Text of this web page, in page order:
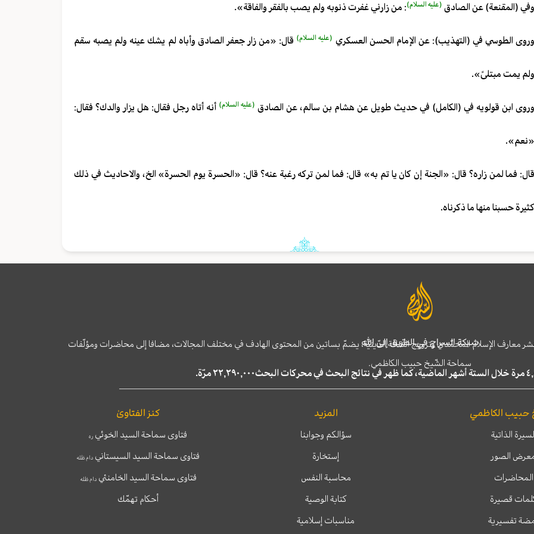
وفي (المقنعة) عن الصادق (عليه السلام): من زارني غفرت ذنوبه ولم يصب بالفقر والفاقة».
وروى الطوسي في (التهذيب): عن الإمام الحسن العسكري (عليه السلام) قال: «من زار جعفر الصادق وأباه لم يشك عينه ولم يصبه سقم
ولم يمت مبتلىً».
وروى ابن قولويه في (الكامل) في حديث طويل عن هشام بن سالم، عن الصادق (عليه السلام) أنه أتاه رجل فقال: هل يزار والدك؟ فقال:
«نعم».
قال: فما لمن زاره؟ قال: «الجنة إن كان يا تم به» قال: فما لمن تركه رغبة عنه؟ قال: «الحسرة يوم الحسرة» الخ، والاحاديث في ذلك
كثيرة حسبنا منها ما ذكرناه.
شبكة السراج في الطريق إلى الله
معارف الإسلام المحمّدي وترويج الثّقافة الدّينيّة، يضمّ بساتين من المحتوى الهادف في مختلف المجالات، مضافا إلى محاضرات ومؤلّفات
سماحة الشّيخ حبيب الكاظمي.
حبيب الكاظمي
الذاتية
الصور
المحاضرات
قصيرة
تفسيرية
المزيد
سؤالكم وجوابنا
إستخارة
محاسبة النفس
كتابة الوصية
مناسبات إسلامية
كنز الفتاوىٰ
فتاوى سماحة السيد الخوئي ره
فتاوى سماحة السيد السيستاني دام ظله
فتاوى سماحة السيد الخامنئيدام ظله
أحكام تهمّك